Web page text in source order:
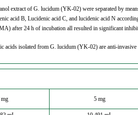
extract of G. lucidum (YK-02) were separated by
acid B, Lucidenic acid C, and lucidenic acid N
after 24 h of incubation all resulted in significant
acids isolated from G. lucidum (YK-02) are anti-invasive
mg 5 mg